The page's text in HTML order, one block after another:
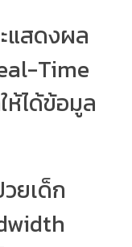
แสดงผล
Time
ห้ได้ข้อมูล
ยเด็ก